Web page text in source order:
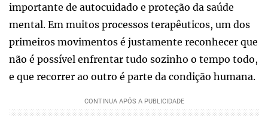
importante de autocuidado e proteção da saúde
mental. Em muitos processos terapêuticos, um dos
primeiros movimentos é justamente reconhecer que
não é possível enfrentar tudo sozinho o tempo todo,
e que recorrer ao outro é parte da condição humana.